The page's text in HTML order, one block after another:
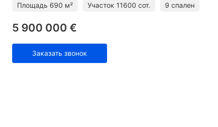
Площадь 690 м² Участок 11600 сот. 9 спален
5 900 000 €
Заказать звонок